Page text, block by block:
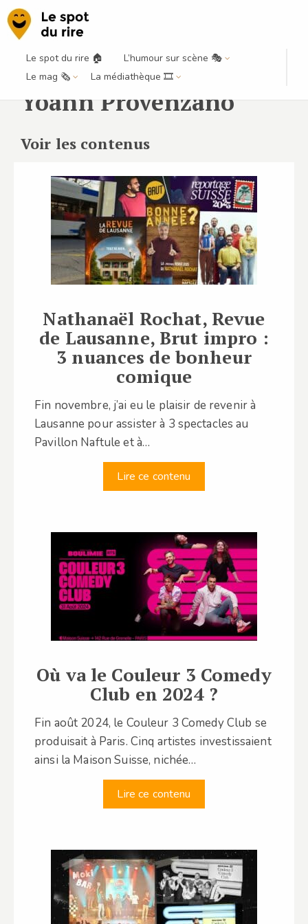
Le spot du rire 🏠
L’humour sur scène 🎭
Le mag 🗞️
La médiathèque 🎞️
Yoann Provenzano
Voir les contenus
Nathanaël Rochat, Revue
de Lausanne, Brut impro :
3 nuances de bonheur
comique
Fin novembre, j’ai eu le plaisir de revenir à
Lausanne pour assister à 3 spectacles au
Pavillon Naftule et à…
Lire ce contenu
Où va le Couleur 3 Comedy
Club en 2024 ?
Fin août 2024, le Couleur 3 Comedy Club se
produisait à Paris. Cinq artistes investissaient
ainsi la Maison Suisse, nichée…
Lire ce contenu